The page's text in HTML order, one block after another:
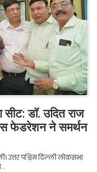
सीट: डॉ. उदित राज
फेडरेशन ने समर्थन
उत्तर पश्चिम दिल्ली लोकसभा